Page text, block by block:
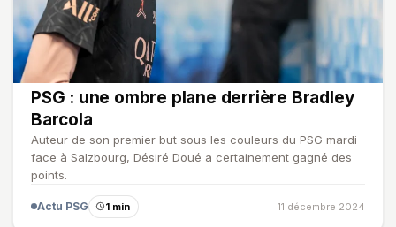
PSG : une ombre plane derrière Bradley
Barcola
Auteur de son premier but sous les couleurs du PSG mardi
face à Salzbourg, Désiré Doué a certainement gagné des
points.
Actu PSG 1 min 11 décembre 2024